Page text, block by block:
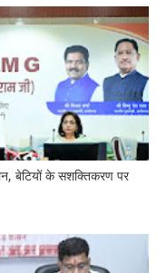
बेटियों के सशक्तिकरण पर